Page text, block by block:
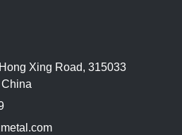
Xing Road, 315033